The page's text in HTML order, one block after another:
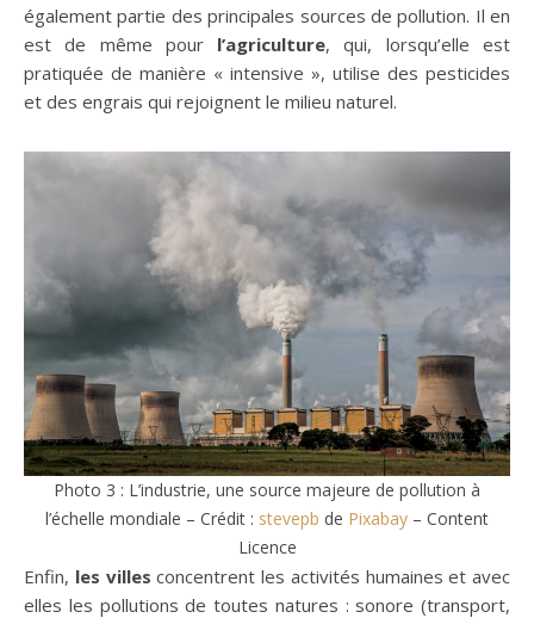
également partie des principales sources de pollution. Il en
est de même pour l’agriculture, qui, lorsqu’elle est
pratiquée de manière « intensive », utilise des pesticides
et des engrais qui rejoignent le milieu naturel.
Photo 3 : L’industrie, une source majeure de pollution à
l’échelle mondiale – Crédit : stevepb de Pixabay – Content
Licence
Enfin, les villes concentrent les activités humaines et avec
elles les pollutions de toutes natures : sonore (transport,